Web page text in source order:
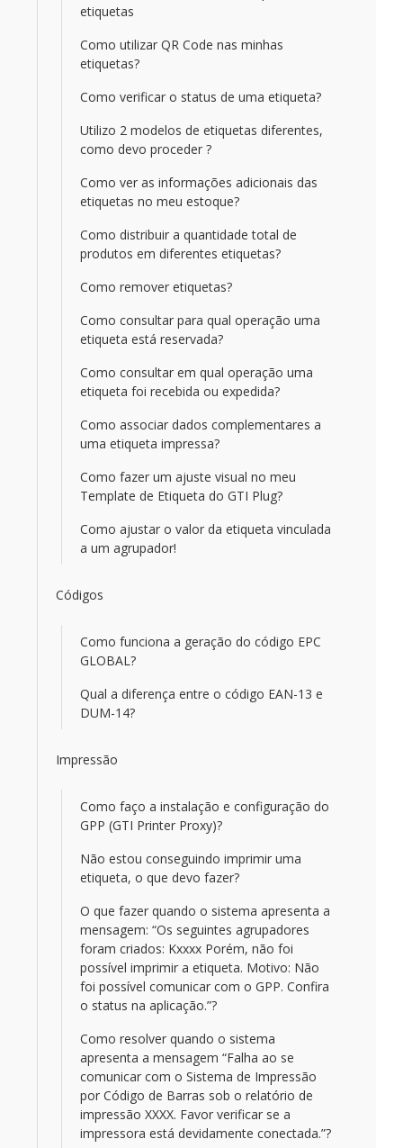
etiquetas
Como utilizar QR Code nas minhas
etiquetas?
Como verificar o status de uma etiqueta?
Utilizo 2 modelos de etiquetas diferentes,
como devo proceder ?
Como ver as informações adicionais das
etiquetas no meu estoque?
Como distribuir a quantidade total de
produtos em diferentes etiquetas?
Como remover etiquetas?
Como consultar para qual operação uma
etiqueta está reservada?
Como consultar em qual operação uma
etiqueta foi recebida ou expedida?
Como associar dados complementares a
uma etiqueta impressa?
Como fazer um ajuste visual no meu
Template de Etiqueta do GTI Plug?
Como ajustar o valor da etiqueta vinculada
a um agrupador!
Códigos
Como funciona a geração do código EPC
GLOBAL?
Qual a diferença entre o código EAN-13 e
DUM-14?
Impressão
Como faço a instalação e configuração do
GPP (GTI Printer Proxy)?
Não estou conseguindo imprimir uma
etiqueta, o que devo fazer?
O que fazer quando o sistema apresenta a
mensagem: “Os seguintes agrupadores
foram criados: Kxxxx Porém, não foi
possível imprimir a etiqueta. Motivo: Não
foi possível comunicar com o GPP. Confira
o status na aplicação.”?
Como resolver quando o sistema
apresenta a mensagem “Falha ao se
comunicar com o Sistema de Impressão
por Código de Barras sob o relatório de
impressão XXXX. Favor verificar se a
impressora está devidamente conectada.”?